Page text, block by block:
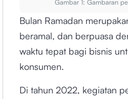
Gambar 1: Gambaran
Bulan Ramadan
beramal, dan berpuasa
waktu tepat bagi bisnis
konsumen.
Di tahun 2022, kegiatan